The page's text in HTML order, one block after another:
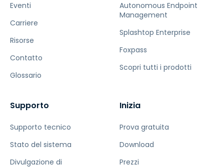
Eventi
Carriere
Risorse
Contatto
Glossario
Autonomous Endpoint
Management
Splashtop Enterprise
Foxpass
Scopri tutti i prodotti
Supporto
Supporto tecnico
Stato del sistema
Divulgazione di
Inizia
Prova gratuita
Download
Prezzi